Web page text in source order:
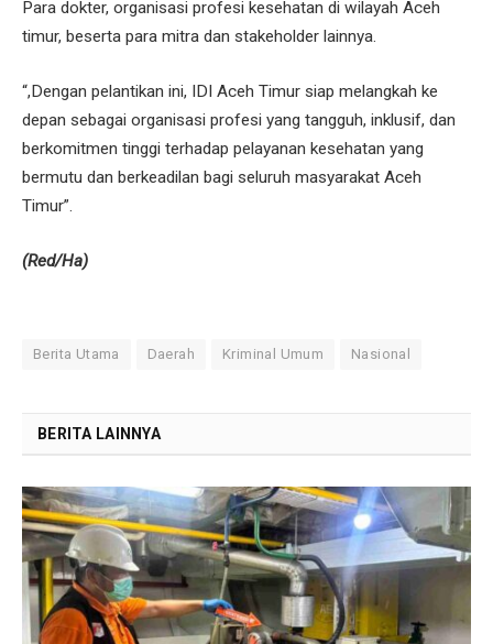
Para dokter, organisasi profesi kesehatan di wilayah Aceh
timur, beserta para mitra dan stakeholder lainnya.
“,Dengan pelantikan ini, IDI Aceh Timur siap melangkah ke
depan sebagai organisasi profesi yang tangguh, inklusif, dan
berkomitmen tinggi terhadap pelayanan kesehatan yang
bermutu dan berkeadilan bagi seluruh masyarakat Aceh
Timur”.
(Red/Ha)
Berita Utama Daerah Kriminal Umum Nasional
BERITA LAINNYA